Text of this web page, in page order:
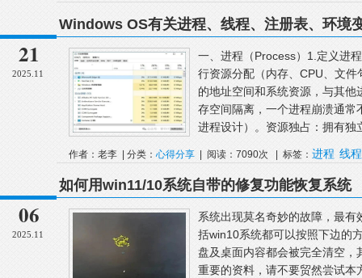
21
2025.11
Windows OS有关进程、线程、注册表、环境
一、进程（Process）1.定义进
行资源分配（内存、CPU、文
的地址空间和系统资源，与其
存空间隔离，一个进程崩溃通
进程设计）。资源独占：拥有独
作者：老李 | 分类：心得分享 | 阅读：7090次 | 标签： 进程 线程
06
2025.11
如何用win11/10系统自带的修复功能恢复系统
系统出现莫名奇妙的故障，最
括win10系统都可以按照下边的
盘及桌面内容都会被完全清空
重要的资料，请不要贸然尝试本